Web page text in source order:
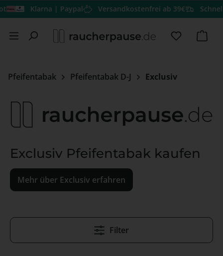
Zum Hauptinhalt springen
Klarna | Paypal Versandkostenfrei ab 39€ Schneller
Du hast
Pfeifentabak Pfeifentabak D-J Exclusiv
Exclusiv Pfeifentabak kaufen
Mehr über Exclusiv erfahren
Filter